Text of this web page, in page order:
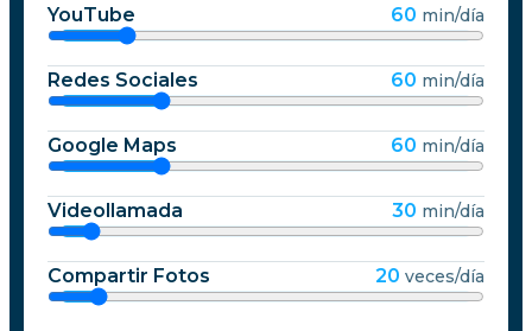
YouTube 60 min/día
Redes Sociales 60 min/día
Google Maps 60 min/día
Videollamada 30 min/día
Compartir Fotos 20 veces/día